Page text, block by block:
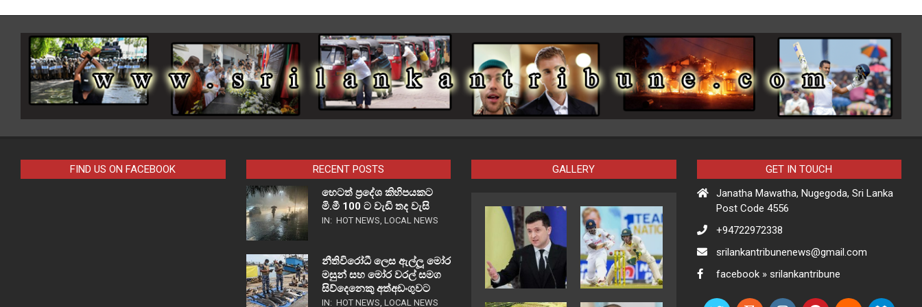
FIND US ON FACEBOOK
RECENT POSTS
හෙටත් ප්‍රදේශ කිහිපයකට
මි.මී 100 ට වැඩි තද වැසි
IN: HOT NEWS, LOCAL NEWS
නීතිවිරෝධී ලෙස ඇල්ලූ මෝර
මසුන් සහ මෝර වරල් සමග
සිව්දෙනෙකු අත්අඩංගුවට
IN: HOT NEWS, LOCAL NEWS
GALLERY
GET IN TOUCH
Janatha Mawatha, Nugegoda, Sri Lanka
Post Code 4556
+94722972338
srilankantribunenews@gmail.com
facebook » srilankantribune